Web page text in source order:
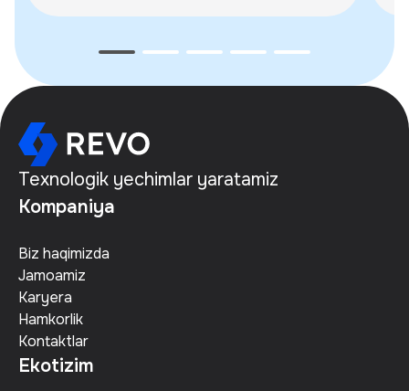
Texnologik yechimlar yaratamiz
Kompaniya
Biz haqimizda
Jamoamiz
Karyera
Hamkorlik
Kontaktlar
Ekotizim